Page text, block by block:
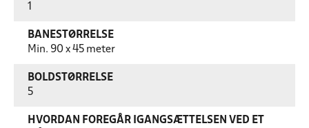
BANESTØRRELSE
Min. 90 x 45 meter
BOLDSTØRRELSE
5
HVORDAN FOREGÅR IGANGSÆTTELSEN VED ET